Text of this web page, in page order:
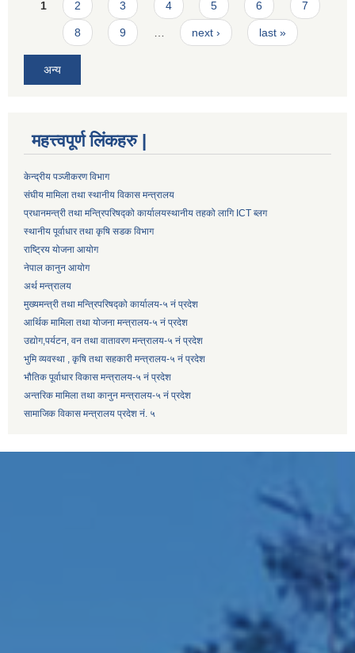
Pages
1 2 3 4 5 6 7
8 9 … next › last »
अन्य
महत्त्वपूर्ण लिंकहरु |
केन्द्रीय पञ्जीकरण विभाग
संघीय मामिला तथा स्थानीय विकास मन्त्रालय
प्रधानमन्त्री तथा मन्त्रिपरिषद्को कार्यालयस्थानीय तहको लागि ICT ब्लग
स्थानीय पूर्वाधार तथा कृषि सडक विभाग
राष्ट्रिय योजना आयोग
नेपाल कानुन आयोग
अर्थ मन्त्रालय
मुख्यमन्त्री तथा मन्त्रिपरिषद्को कार्यालय-५ नं प्रदेश
आर्थिक मामिला तथा योजना मन्त्रालय-५ नं प्रदेश
उद्याेग,पर्यटन, वन तथा वातावरण मन्त्रालय-५ नं प्रदेश
भुमि व्यवस्था , कृषि तथा सहकारी मन्त्रालय-५ नं प्रदेश
भौतिक पूर्वाधार विकास मन्त्रालय-५ नं प्रदेश
अन्तरिक मामिला तथा कानुन मन्त्रालय-५ नं प्रदेश
सामाजिक विकास मन्त्रालय प्रदेश नं. ५